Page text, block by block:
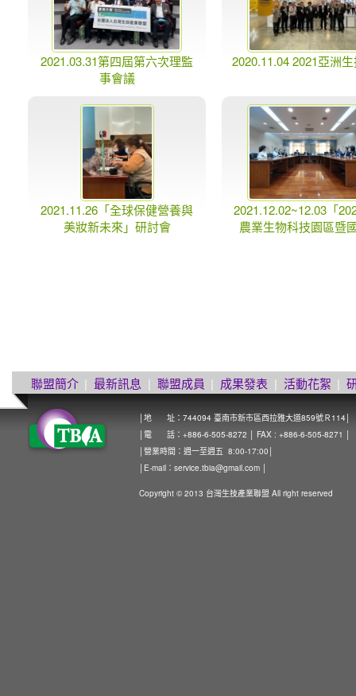
2021.03.31第四屆第六次理監
事會議
2020.11.04 2021亞洲
2021.11.26「全球保健營養與
美妝新未來」研討會
2021.12.02~12.03「
農業生物科技園區暨
聯盟簡介 | 最新訊息 | 聯盟成員 | 成果發表 | 活動花絮 |
│地 址：744094 臺南市新市區西拉雅大道859號Ｒ114│
│電 話：+886-6-505-8272 │ FAX : +886-6-505-8271 │
│營業時間：週一至週五 8:00-17:00│
│E-mail： service.tbia@gmail.com
Copyright © 2013 台灣生技產業聯盟 All right reserved